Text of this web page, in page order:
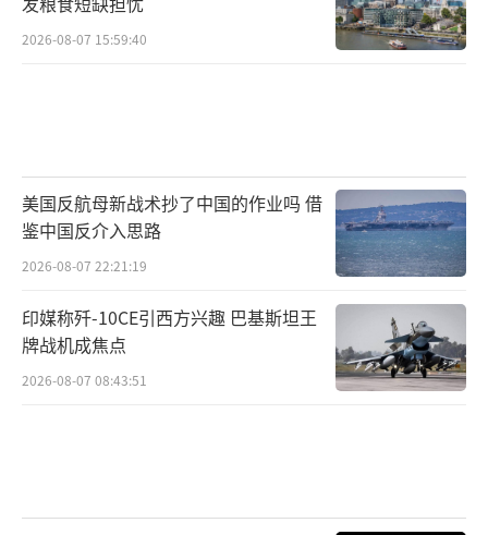
2026-08-07 15:59:40
美国反航母新战术抄了中国的作业吗 借
鉴中国反介入思路
2026-08-07 22:21:19
印媒称歼-10CE引西方兴趣 巴基斯坦王
牌战机成焦点
2026-08-07 08:43:51